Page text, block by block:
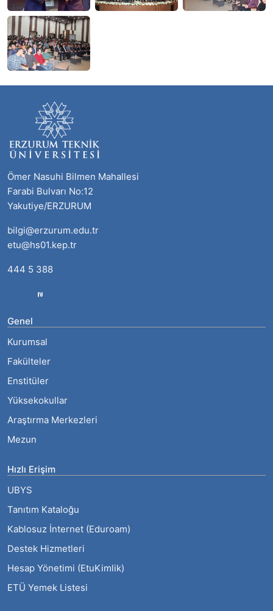
Ömer Nasuhi Bilmen Mahallesi
Farabi Bulvarı No:12
Yakutiye/ERZURUM
bilgi@erzurum.edu.tr
etu@hs01.kep.tr
444 5 388
Genel
Kurumsal
Fakülteler
Enstitüler
Yüksekokullar
Araştırma Merkezleri
Mezun
Hızlı Erişim
UBYS
Tanıtım Kataloğu
Kablosuz İnternet (Eduroam)
Destek Hizmetleri
Hesap Yönetimi (EtuKimlik)
ETÜ Yemek Listesi